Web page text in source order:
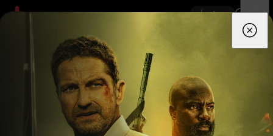
App
Filmy Děti
prima+